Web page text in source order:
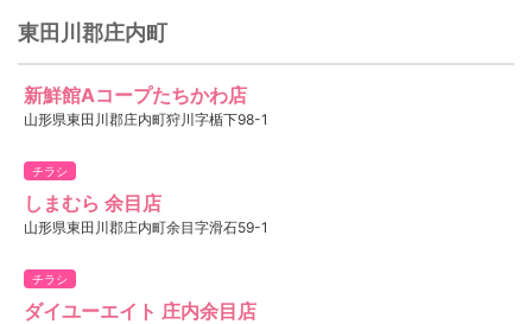
東田川郡庄内町
新鮮館Aコープたちかわ店
山形県東田川郡庄内町狩川字楯下98-1
チラシ
しまむら 余目店
山形県東田川郡庄内町余目字滑石59-1
チラシ
ダイユーエイト 庄内余目店